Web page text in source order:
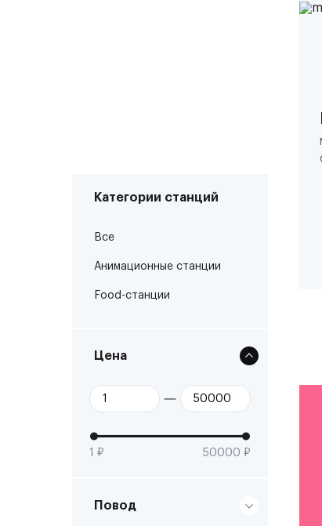
Категории станций
Все
Анимационные станции
Food-станции
Цена
1 ₽ 50000 ₽
Повод